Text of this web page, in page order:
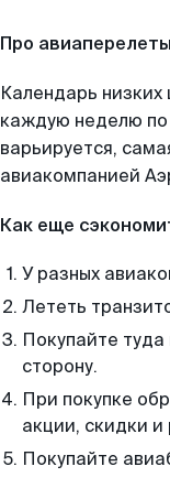
Про
Календарь
каждую неделю по
варьируется,
авиакомпанией
Как еще
У разных
Лететь
Покупайте
сторону.
При покупке
акции, скидки
Покупайте